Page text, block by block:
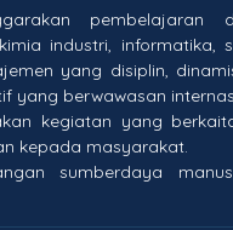
pembelajaran
industri, informatika,
yang disiplin,
yang berwawasan
kegiatan yang
kepada masyarakat.
sumberdaya
internasional.